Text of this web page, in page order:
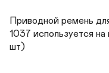
Приводной ремень
1037 используется
шт)